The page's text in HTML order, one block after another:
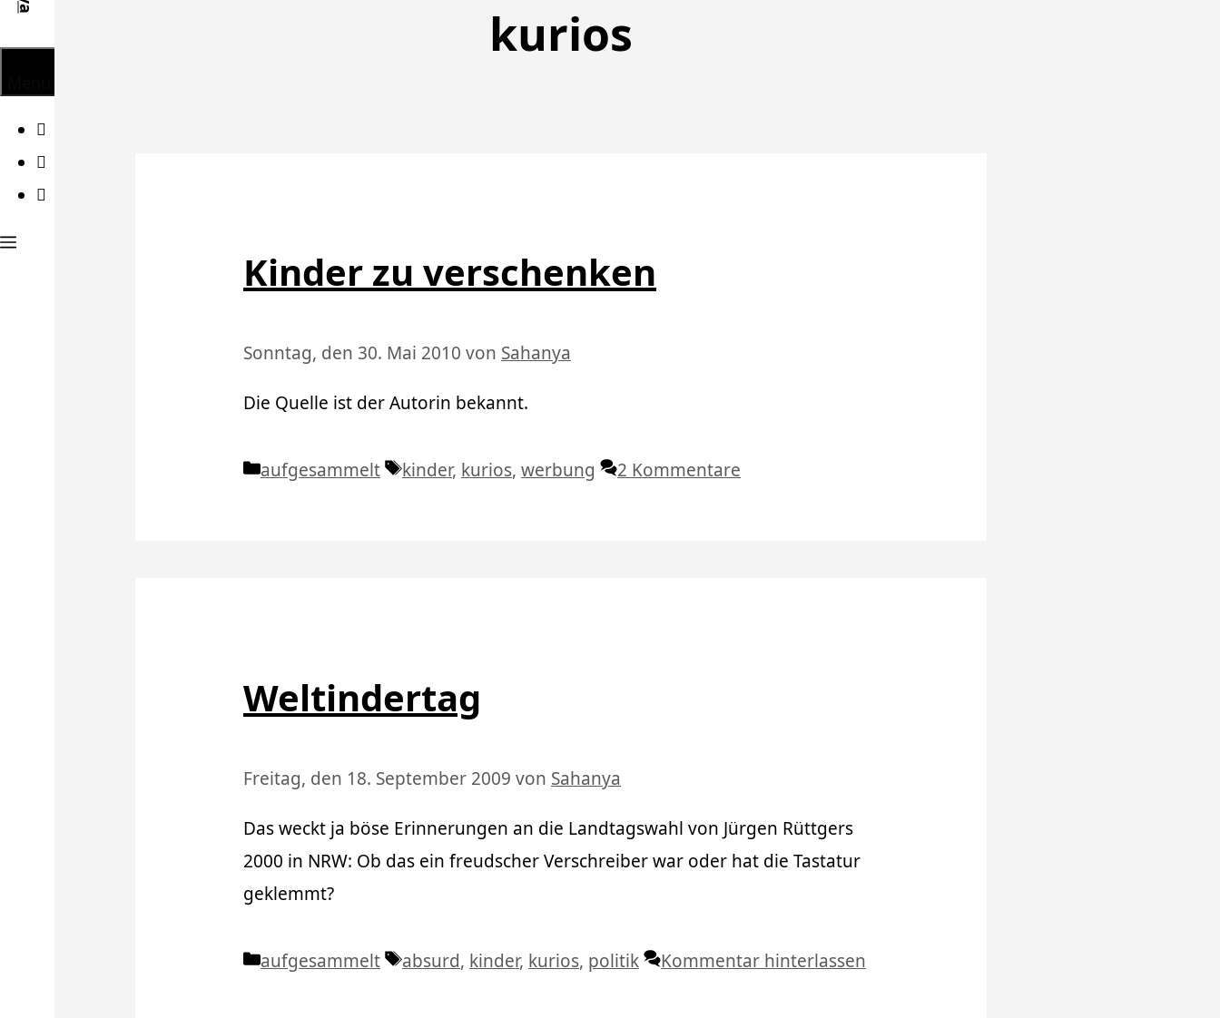
kurios
Kinder zu verschenken
Sonntag, den 30. Mai 2010 von Sahanya
Die Quelle ist der Autorin bekannt.
Kategorien
aufgesammelt Schlagwörter
kinder, kurios, werbung 2 Kommentare
Weltindertag
Freitag, den 18. September 2009 von Sahanya
Das weckt ja böse Erinnerungen an die Landtagswahl von Jürgen Rüttgers
2000 in NRW: Ob das ein freudscher Verschreiber war oder hat die Tastatur
geklemmt?
Kategorien
aufgesammelt Schlagwörter
absurd, kinder, kurios, politik Kommentar hinterlassen